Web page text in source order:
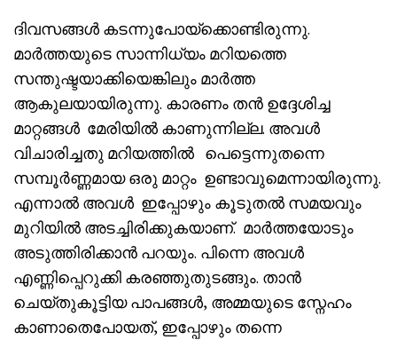
ദിവസങ്ങൾ കടന്നുപോയ്‌ക്കൊണ്ടിരുന്നു.
മാർത്തയുടെ സാന്നിധ്യം മറിയത്തെ
സന്തുഷ്ടയാക്കിയെങ്കിലും മാർത്ത
ആകുലയായിരുന്നു. കാരണം തൻ ഉദ്ദേശിച്ച
മാറ്റങ്ങൾ മേരിയിൽ കാണുന്നില്ല. അവൾ
വിചാരിച്ചതു മറിയത്തിൽ പെട്ടെന്നുതന്നെ
സമ്പൂർണ്ണമായ ഒരു മാറ്റം ഉണ്ടാവുമെന്നായിരുന്നു.
എന്നാൽ അവൾ ഇപ്പോഴും കൂടുതൽ സമയവും
മുറിയിൽ അടച്ചിരിക്കുകയാണ്. മാർത്തയോടും
അടുത്തിരിക്കാൻ പറയും. പിന്നെ അവൾ
എണ്ണിപ്പെറുക്കി കരഞ്ഞുതുടങ്ങും. താൻ
ചെയ്തുകൂട്ടിയ പാപങ്ങൾ, അമ്മയുടെ സ്നേഹം
കാണാതെപോയത്, ഇപ്പോഴും തന്നെ